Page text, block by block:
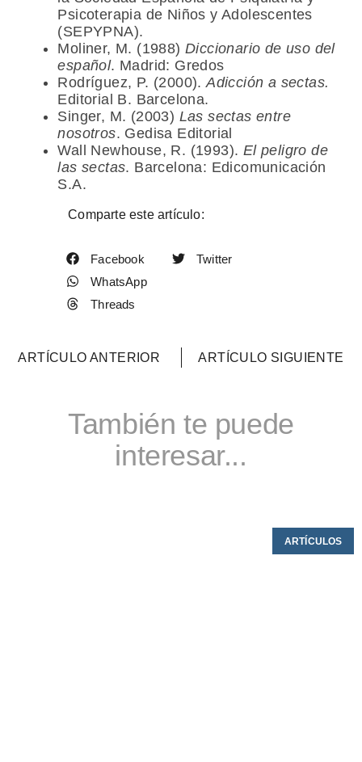
Psicoterapia de Niños y Adolescentes
(SEPYPNA).
Moliner, M. (1988) Diccionario de uso del
español. Madrid: Gredos
Rodríguez, P. (2000).Adicción a sectas.
Editorial B. Barcelona.
Singer, M. (2003) Las sectas entre
nosotros. Gedisa Editorial
Wall Newhouse, R. (1993). El peligro de
las sectas. Barcelona: Edicomunicación
S.A.
Comparte este artículo:
Facebook
Twitter
WhatsApp
Threads
ARTÍCULO ANTERIOR ARTÍCULO SIGUIENTE
También te puede
interesar...
ARTÍCULOS